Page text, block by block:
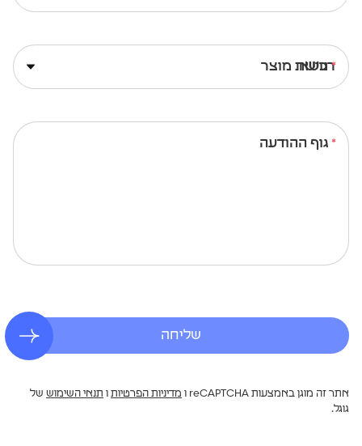
נושא
גוף ההודעה
שליחה
אתר זה מוגן באמצעות reCAPTCHA ו מדיניות הפרטיות ו תנאי השימוש של
גוגל.